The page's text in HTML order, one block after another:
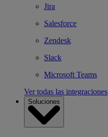
Jira
Salesforce
Zendesk
Slack
Microsoft Teams
Ver todas las integraciones
Soluciones